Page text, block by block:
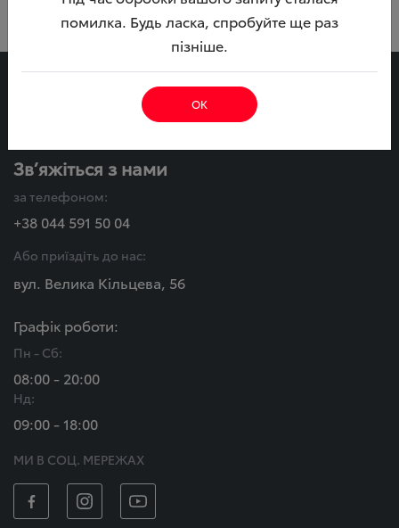
Зв’яжіться з нами
за телефоном:
+38 044 591 50 04
Або приїздіть до нас:
вул. Велика Кільцева, 56
Графік роботи:
Пн - Сб:
08:00 - 20:00
Нд:
09:00 - 18:00
МИ В СОЦ. МЕРЕЖАХ
помилка. Будь ласка, спробуйте ще раз
пізніше.
ОК